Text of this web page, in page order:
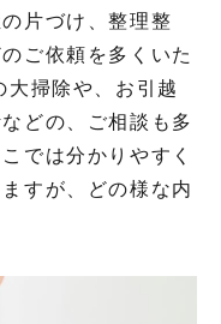
片づけ、整理整
ご依頼を多くいた
大掃除や、お引越
どの、ご相談も多
では分かりやすく
すが、どの様な内